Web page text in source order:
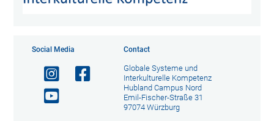
Social Media Contact
Globale Systeme und
Interkulturelle Kompetenz
Hubland Campus Nord
Emil-Fischer-Straße 31
97074 Würzburg